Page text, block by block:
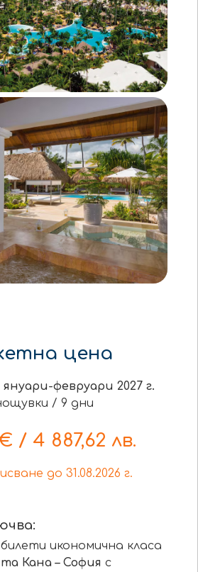
цена
февруари 2027 г.
/ 9 дни
/ 4 887,62 лв.
до 31.08.2026 г.
икономична класа
Кана – София с